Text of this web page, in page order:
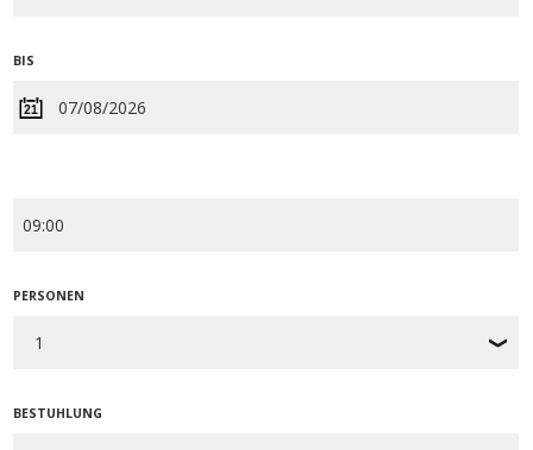
BIS
PERSONEN
BESTUHLUNG